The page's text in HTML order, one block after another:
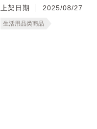
上架日期 2025/08/27
生活用品类商品